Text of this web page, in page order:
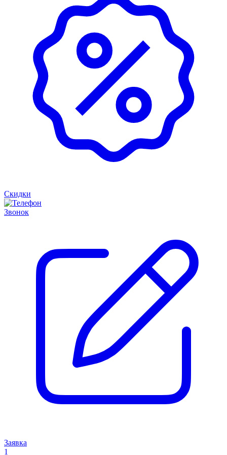
Скидки
Звонок
Заявка
1